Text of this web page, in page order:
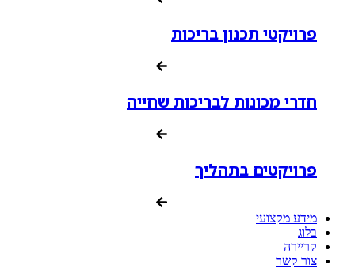
פרויקטי תכנון בריכות
חדרי מכונות לבריכות שחייה
פרויקטים בתהליך
מידע מקצועי
בלוג
קריירה
צור קשר